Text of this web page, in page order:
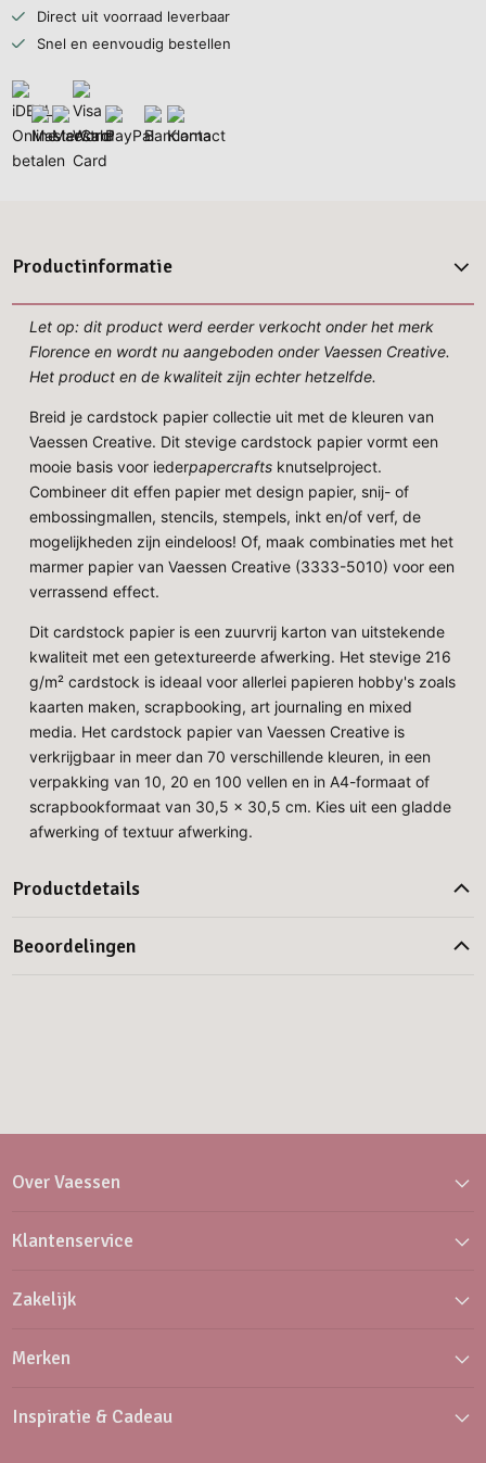
Direct uit voorraad leverbaar
Snel en eenvoudig bestellen
Productinformatie
Let op: dit product werd eerder verkocht onder het merk
Florence en wordt nu aangeboden onder Vaessen Creative.
Het product en de kwaliteit zijn echter hetzelfde.
Breid je cardstock papier collectie uit met de kleuren van
Vaessen Creative. Dit stevige cardstock papier vormt een
mooie basis voor iederpapercrafts knutselproject.
Combineer dit effen papier met design papier, snij- of
embossingmallen, stencils, stempels, inkt en/of verf, de
mogelijkheden zijn eindeloos! Of, maak combinaties met het
marmer papier van Vaessen Creative (3333-5010) voor een
verrassend effect.
Dit cardstock papier is een zuurvrij karton van uitstekende
kwaliteit met een getextureerde afwerking. Het stevige 216
g/m² cardstock is ideaal voor allerlei papieren hobby's zoals
kaarten maken, scrapbooking, art journaling en mixed
media. Het cardstock papier van Vaessen Creative is
verkrijgbaar in meer dan 70 verschillende kleuren, in een
verpakking van 10, 20 en 100 vellen en in A4-formaat of
scrapbookformaat van 30,5 x 30,5 cm. Kies uit een gladde
afwerking of textuur afwerking.
Productdetails
Beoordelingen
Over Vaessen
Klantenservice
Zakelijk
Merken
Inspiratie & Cadeau